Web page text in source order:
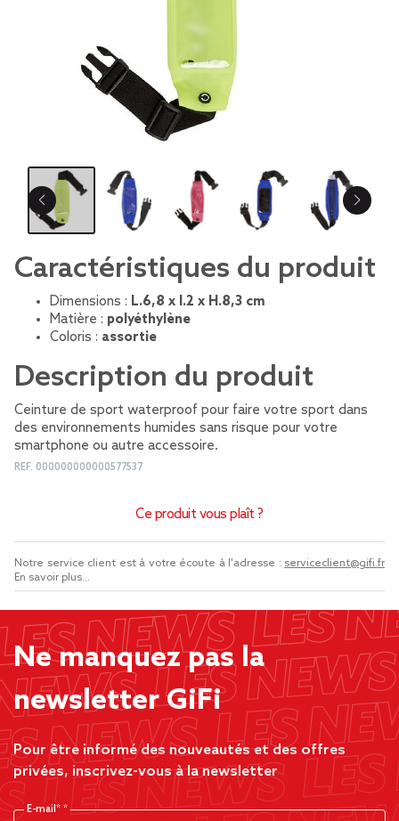
Caractéristiques du produit
Dimensions : L.6,8 x l.2 x H.8,3 cm
Matière : polyéthylène
Coloris : assortie
Description du produit
Ceinture de sport waterproof pour faire votre sport dans
des environnements humides sans risque pour votre
smartphone ou autre accessoire.
REF. 000000000000577537
Ce produit vous plaît ?
Notre service client est à votre écoute à l'adresse : serviceclient@gifi.fr
En savoir plus...
Ne manquez pas la
newsletter GiFi
Pour être informé des nouveautés et des offres
privées, inscrivez-vous à la newsletter
E-mail*